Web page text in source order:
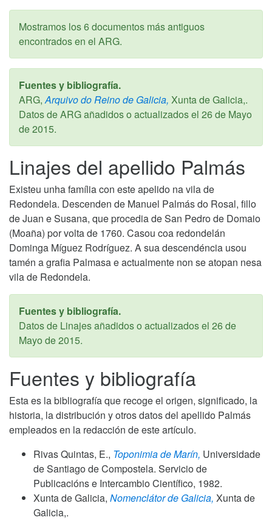
Mostramos los 6 documentos más antiguos
encontrados en el ARG.
Fuentes y bibliografía.
ARG, Arquivo do Reino de Galicia, Xunta de Galicia,.
Datos de ARG añadidos o actualizados el 26 de Mayo
de 2015.
Linajes del apellido Palmás
Existeu unha família con este apelido na vila de
Redondela. Descenden de Manuel Palmás do Rosal, fillo
de Juan e Susana, que procedia de San Pedro de Domaio
(Moaña) por volta de 1760. Casou coa redondelán
Dominga Míguez Rodríguez. A sua descendéncia usou
tamén a grafia Palmasa e actualmente non se atopan nesa
vila de Redondela.
Fuentes y bibliografía.
Datos de Linajes añadidos o actualizados el 26 de
Mayo de 2015.
Fuentes y bibliografía
Esta es la bibliografía que recoge el origen, significado, la
historia, la distribución y otros datos del apellido Palmás
empleados en la redacción de este artículo.
Rivas Quintas, E., Toponimia de Marín, Universidade
de Santiago de Compostela. Servicio de
Publicacións e Intercambio Científico, 1982.
Xunta de Galicia, Nomenclátor de Galicia, Xunta de
Galicia,.